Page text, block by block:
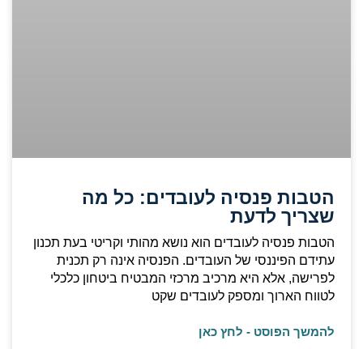
הטבות פנסיה לעובדים: כל מה
שצריך לדעת
הטבות פנסיה לעובדים הוא נושא מהותי וקריטי בעת תכנון
עתידם הפיננסי של העובדים. הפנסיה אינה רק תכנית
לפרישה, אלא היא מרכיב מרכזי המבטיח ביטחון כלכלי
לטווח הארוך ומספק לעובדים שקט
להמשך הפוסט - לחץ כאן